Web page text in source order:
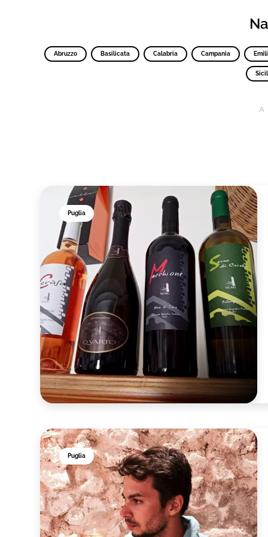
Abruzzo Basilicata Calabria Campania
A
Puglia
Puglia